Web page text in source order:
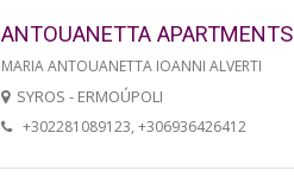
ANTOUANETTA APARTMENTS
MARIA ANTOUANETTA IOANNI ALVERTI
SYROS - ERMOÚPOLI
+302281089123, +306936426412